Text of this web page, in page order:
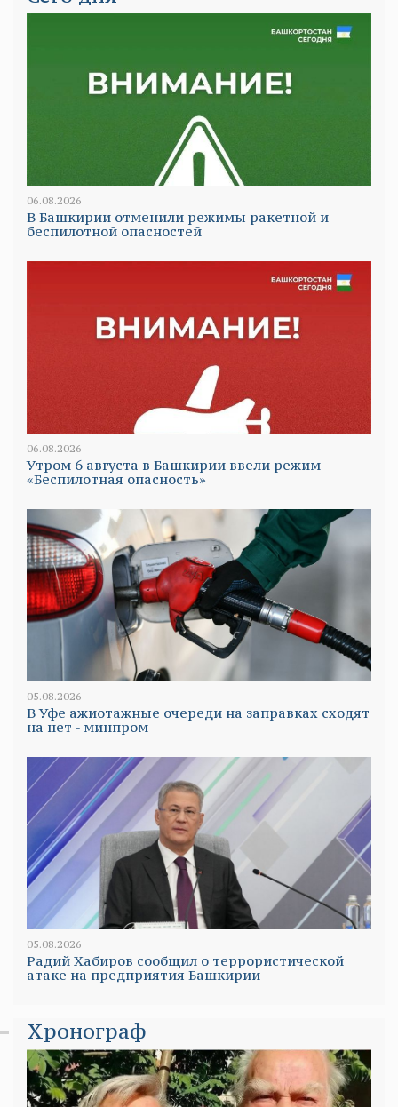
06.08.2026
В Башкирии отменили режимы ракетной и
беспилотной опасностей
06.08.2026
Утром 6 августа в Башкирии ввели режим
«Беспилотная опасность»
05.08.2026
В Уфе ажиотажные очереди на заправках сходят
на нет - минпром
05.08.2026
Радий Хабиров сообщил о террористической
атаке на предприятия Башкирии
Хронограф